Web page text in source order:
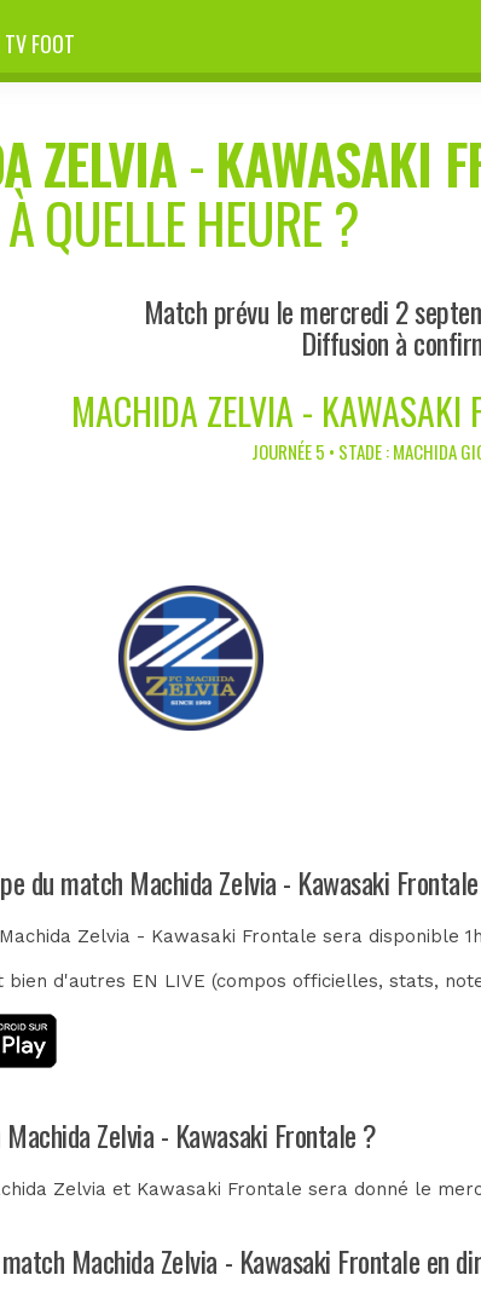
FOOT
ZELVIA-KAWASAKI
QUELLE HEURE ?
Match prévu le mercredi 2
Diffusion à
MACHIDA ZELVIA - KAWASAKI
JOURNÉE 5 • STADE : MACHIDA
du match Machida Zelvia - Kawasaki
Zelvia - Kawasaki Frontale sera disponible
d'autres EN LIVE (compos officielles, stats,
Zelvia - Kawasaki Frontale ?
Zelvia et Kawasaki Frontale sera donné le
Machida Zelvia - Kawasaki Frontale en